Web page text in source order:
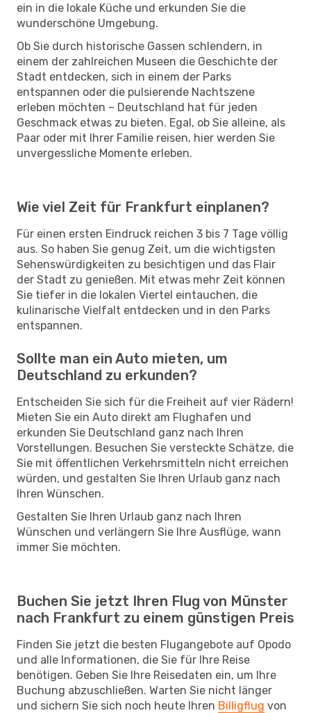
ein in die lokale Küche und erkunden Sie die
wunderschöne Umgebung.
Ob Sie durch historische Gassen schlendern, in
einem der zahlreichen Museen die Geschichte der
Stadt entdecken, sich in einem der Parks
entspannen oder die pulsierende Nachtszene
erleben möchten – Deutschland hat für jeden
Geschmack etwas zu bieten. Egal, ob Sie alleine, als
Paar oder mit Ihrer Familie reisen, hier werden Sie
unvergessliche Momente erleben.
Wie viel Zeit für Frankfurt einplanen?
Für einen ersten Eindruck reichen 3 bis 7 Tage völlig
aus. So haben Sie genug Zeit, um die wichtigsten
Sehenswürdigkeiten zu besichtigen und das Flair
der Stadt zu genießen. Mit etwas mehr Zeit können
Sie tiefer in die lokalen Viertel eintauchen, die
kulinarische Vielfalt entdecken und in den Parks
entspannen.
Sollte man ein Auto mieten, um
Deutschland zu erkunden?
Entscheiden Sie sich für die Freiheit auf vier Rädern!
Mieten Sie ein Auto direkt am Flughafen und
erkunden Sie Deutschland ganz nach Ihren
Vorstellungen. Besuchen Sie versteckte Schätze, die
Sie mit öffentlichen Verkehrsmitteln nicht erreichen
würden, und gestalten Sie Ihren Urlaub ganz nach
Ihren Wünschen.
Gestalten Sie Ihren Urlaub ganz nach Ihren
Wünschen und verlängern Sie Ihre Ausflüge, wann
immer Sie möchten.
Buchen Sie jetzt Ihren Flug von Münster
nach Frankfurt zu einem günstigen Preis
Finden Sie jetzt die besten Flugangebote auf Opodo
und alle Informationen, die Sie für Ihre Reise
benötigen. Geben Sie Ihre Reisedaten ein, um Ihre
Buchung abzuschließen. Warten Sie nicht länger
und sichern Sie sich noch heute Ihren Billigflug von